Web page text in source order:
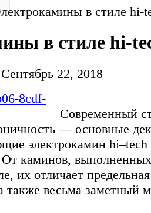
в стиле hi-
в стиле hi-
22, 2018
Современный
— основные
электрокамин
От каминов,
их отличает
также весьма заметный